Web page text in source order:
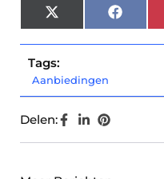
X
(Twitter)
Tags:
Aanbiedingen
Delen: